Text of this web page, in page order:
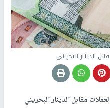
الدينار البحريني
مقابل الدينار البحريني